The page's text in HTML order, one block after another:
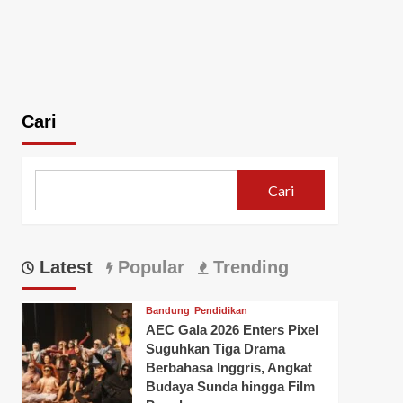
Cari
Cari
Latest Popular Trending
Bandung Pendidikan
AEC Gala 2026 Enters Pixel
Suguhkan Tiga Drama
Berbahasa Inggris, Angkat
Budaya Sunda hingga Film